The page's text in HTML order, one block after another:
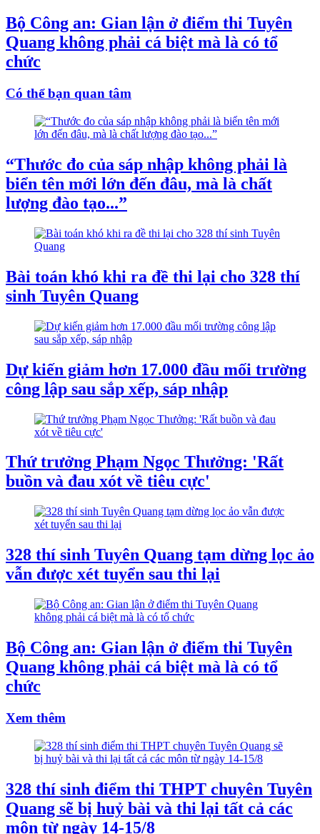
Bộ Công an: Gian lận ở điểm thi Tuyên
Quang không phải cá biệt mà là có tổ
chức
Có thể bạn quan tâm
“Thước đo của sáp nhập không phải là
biển tên mới lớn đến đâu, mà là chất
lượng đào tạo...”
Bài toán khó khi ra đề thi lại cho 328 thí
sinh Tuyên Quang
Dự kiến giảm hơn 17.000 đầu mối trường
công lập sau sắp xếp, sáp nhập
Thứ trưởng Phạm Ngọc Thưởng: 'Rất
buồn và đau xót về tiêu cực'
328 thí sinh Tuyên Quang tạm dừng lọc ảo
vẫn được xét tuyển sau thi lại
Bộ Công an: Gian lận ở điểm thi Tuyên
Quang không phải cá biệt mà là có tổ
chức
Xem thêm
328 thí sinh điểm thi THPT chuyên Tuyên
Quang sẽ bị huỷ bài và thi lại tất cả các
môn từ ngày 14-15/8